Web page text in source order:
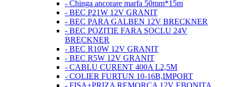
- Chinga ancorare marfa 50mm*15m
- BEC P21W 12V GRANIT
- BEC PARA GALBEN 12V BRECKNER
- BEC POZITIE FARA SOCLU 24V
BRECKNER
- BEC R10W 12V GRANIT
- BEC R5W 12V GRANIT
- CABLU CURENT 400A L2,5M
- COLIER FURTUN 10-16B,IMPORT
- FISA+PRIZA REMORCA 12V EBONITA